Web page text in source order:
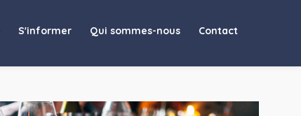
S'informer Qui sommes-nous Contact